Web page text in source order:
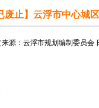
废止】云浮市中心城
来源：云浮市规划编制委员